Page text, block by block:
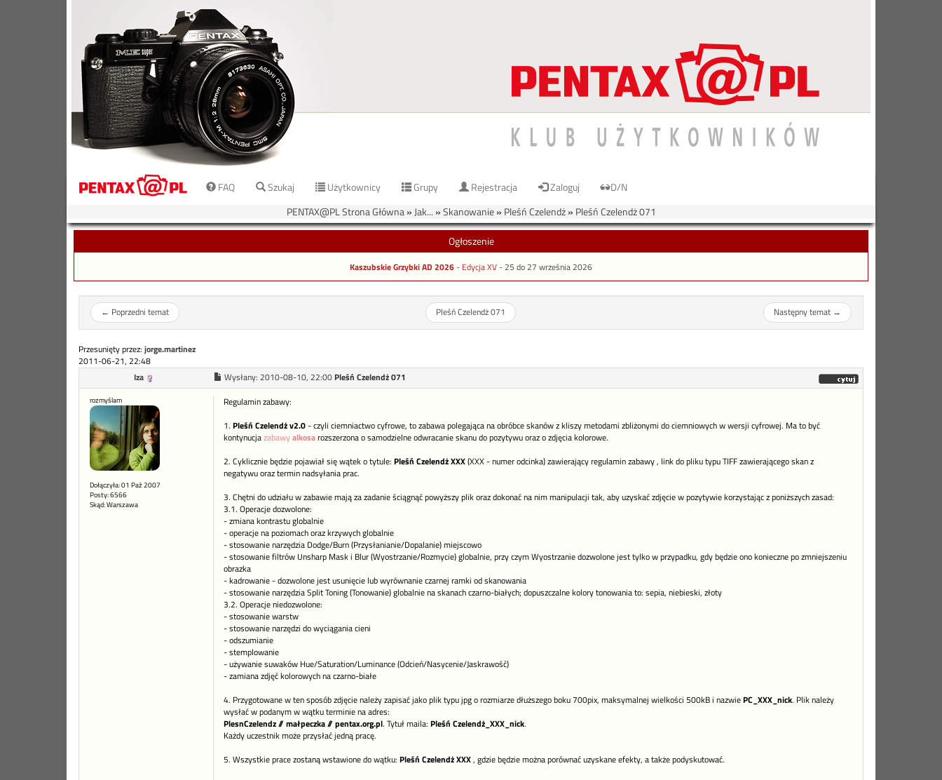
FAQ Szukaj Użytkownicy Grupy Rejestracja Zaloguj
D/N
PENTAX@PL Strona Główna» Jak... »Skanowanie» Pleśń Czelendż» Pleśń Czelendż 071
Ogłoszenie
Kaszubskie Grzybki AD 2026- Edycja XV -25 do 27 września 2026
← Poprzedni temat Pleśń Czelendż 071 Następny temat→
Przesunięty przez: jorge.martinez
2011-06-21, 22:48
Iza
Wysłany: 2010-08-10, 22:00 Pleśń Czelendż 071
rozmyślam
Dołączyła: 01 Paź 2007
Posty: 6566
Skąd: Warszawa
Regulamin zabawy:
1. Pleśń Czelendż v2.0- czyli ciemniactwo cyfrowe, to zabawa polegająca na obróbce skanów z kliszy metodami zbliżonymi do ciemniowych w wersji cyfrowej. Ma to być
kontynucjazabawyalkosarozszerzona o samodzielne odwracanie skanu do pozytywu oraz o zdjęcia kolorowe.
2. Cyklicznie będzie pojawiał się wątek o tytule: Pleśń Czelendż XXX(XXX - numer odcinka) zawierający regulamin zabawy , link do pliku typu TIFF zawierającego skan z
negatywu oraz termin nadsyłania prac.
3. Chętni do udziału w zabawie mają za zadanie ściągnąć powyższy plik oraz dokonać na nim manipulacji tak, aby uzyskać zdjęcie w pozytywie korzystając z poniższych zasad:
3.1. Operacje dozwolone:
- zmiana kontrastu globalnie
- operacje na poziomach oraz krzywych globalnie
- stosowanie narzędzia Dodge/Burn (Przysłanianie/Dopalanie) miejscowo
- stosowanie filtrów Unsharp Mask i Blur (Wyostrzanie/Rozmycie) globalnie, przy czym Wyostrzanie dozwolone jest tylko w przypadku, gdy będzie ono konieczne po zmniejszeniu
obrazka
- kadrowanie - dozwolone jest usunięcie lub wyrównanie czarnej ramki od skanowania
- stosowanie narzędzia Split Toning (Tonowanie) globalnie na skanach czarno-białych; dopuszczalne kolory tonowania to: sepia, niebieski, złoty
3.2. Operacje niedozwolone:
- stosowanie warstw
- stosowanie narzędzi do wyciągania cieni
- odszumianie
- stemplowanie
- używanie suwaków Hue/Saturation/Luminance (Odcień/Nasycenie/Jaskrawość)
- zamiana zdjęć kolorowych na czarno-białe
4. Przygotowane w ten sposób zdjęcie należy zapisać jako plik typu jpg o rozmiarze dłuższego boku 700pix, maksymalnej wielkości 500kB i nazwiePC_XXX_nick. Plik należy
wysłać w podanym w wątku terminie na adres:
PlesnCzelendz // małpeczka // pentax.org.pl. Tytuł maila: Pleśń Czelendż_XXX_nick.
Każdy uczestnik może przysłać jedną pracę.
5. Wszystkie prace zostaną wstawione do wątku: Pleśń Czelendż XXX, gdzie będzie można porównać uzyskane efekty, a także podyskutować.